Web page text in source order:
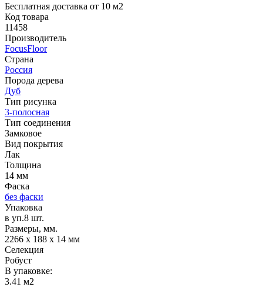
Бесплатная доставка от 10 м2
Код товара
11458
Производитель
FocusFloor
Страна
Россия
Порода дерева
Дуб
Тип рисунка
3-полосная
Тип соединения
Замковое
Вид покрытия
Лак
Толщина
14 мм
Фаска
без фаски
Упаковка
в уп.8 шт.
Размеры, мм.
2266 х 188 х 14 мм
Селекция
Робуст
В упаковке:
3.41 м2